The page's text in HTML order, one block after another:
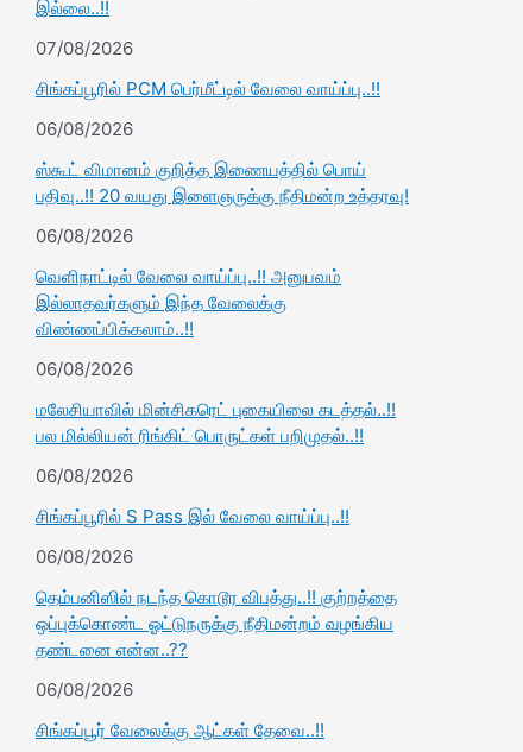
இல்லை..!!
07/08/2026
சிங்கப்பூரில் PCM பெர்மீட்டில் வேலை வாய்ப்பு..!!
06/08/2026
ஸ்கூட் விமானம் குறித்த இணையத்தில் பொய்
பதிவு..!! 20 வயது இளைஞருக்கு நீதிமன்ற உத்தரவு!
06/08/2026
வெளிநாட்டில் வேலை வாய்ப்பு..!! அனுபவம்
இல்லாதவர்களும் இந்த வேலைக்கு
விண்ணப்பிக்கலாம்..!!
06/08/2026
மலேசியாவில் மின்சிகரெட் புகையிலை கடத்தல்..!!
பல மில்லியன் ரிங்கிட் பொருட்கள் பறிமுதல்..!!
06/08/2026
சிங்கப்பூரில் S Pass இல் வேலை வாய்ப்பு..!!
06/08/2026
தெம்பனிஸில் நடந்த கொடூர விபத்து..!! குற்றத்தை
ஒப்புக்கொண்ட ஓட்டுநருக்கு நீதிமன்றம் வழங்கிய
தண்டனை என்ன..??
06/08/2026
சிங்கப்பூர் வேலைக்கு ஆட்கள் தேவை..!!